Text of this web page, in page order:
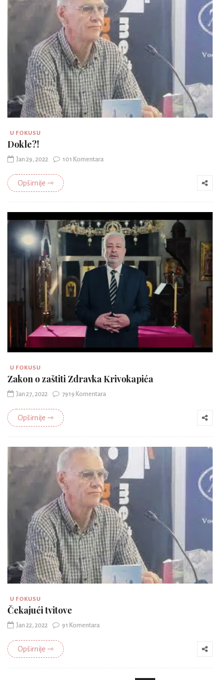
U FOKUSU
Dokle?!
Jan 29, 2022 101 Komentara
Opširnije ⇾
U FOKUSU
Zakon o zaštiti Zdravka Krivokapića
Jan 27, 2022 7919 Komentara
Opširnije ⇾
U FOKUSU
Čekajući tvitove
Jan 22, 2022 91 Komentara
Opširnije ⇾